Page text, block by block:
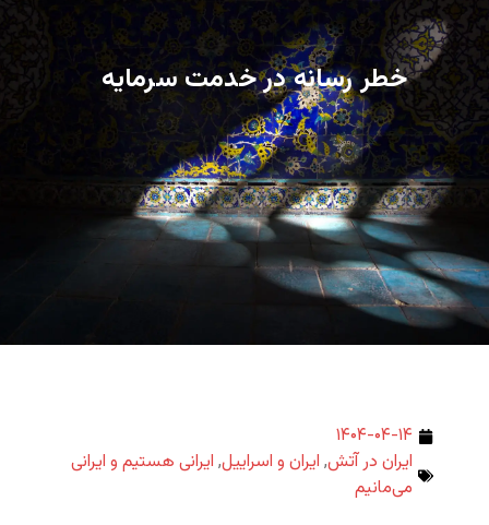
خطر رسانه در خدمت سرمایه
۱۴۰۴-۰۴-۱۴
ایران در آتش, ایران و اسراییل, ایرانی هستیم و ایرانی
می‌مانیم